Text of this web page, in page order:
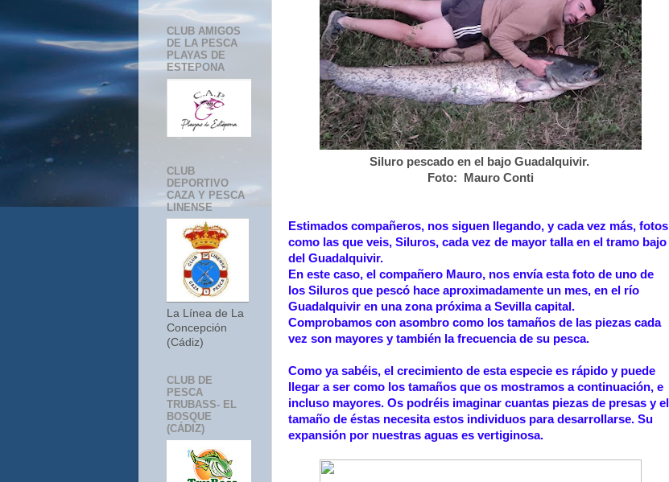
Siluro pescado en el bajo Guadalquivir.
Foto: Mauro Conti
Estimados compañeros, nos siguen llegando, y cada vez más, fotos
como las que veis, Siluros, cada vez de mayor talla en el tramo bajo
del Guadalquivir.
En este caso, el compañero Mauro, nos envía esta foto de uno de
los Siluros que pescó hace aproximadamente un mes, en el río
Guadalquivir en una zona próxima a Sevilla capital.
Comprobamos con asombro como los tamaños de las piezas cada
vez son mayores y también la frecuencia de su pesca.
Como ya sabéis, el crecimiento de esta especie es rápido y puede
llegar a ser como los tamaños que os mostramos a continuación, e
incluso mayores. Os podréis imaginar cuantas piezas de presas y el
tamaño de éstas necesita estos individuos para desarrollarse. Su
expansión por nuestras aguas es vertiginosa.
CLUB AMIGOS
DE LA PESCA
PLAYAS DE
ESTEPONA
CLUB
DEPORTIVO
CAZA Y PESCA
LINENSE
La Línea de La
Concepción
(Cádiz)
CLUB DE
PESCA
TRUBASS- EL
BOSQUE
(CÁDIZ)